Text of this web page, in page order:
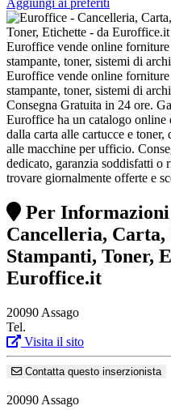
Aggiungi ai preferiti
Euroffice vende online
stampante, toner, sistemi di
Euroffice vende online
stampante, toner, sistemi di
Consegna Gratuita in 24 ore.
Euroffice ha un catalogo
dalla carta alle cartucce e
alle macchine per ufficio.
dedicato, garanzia soddisfatti o
trovare giornalmente offerte e
Per
Cancelleria,
Stampanti, Toner,
Euroffice.it
20090 Assago
Tel.
Visita il sito
Contatta questo inserzionista
20090 Assago